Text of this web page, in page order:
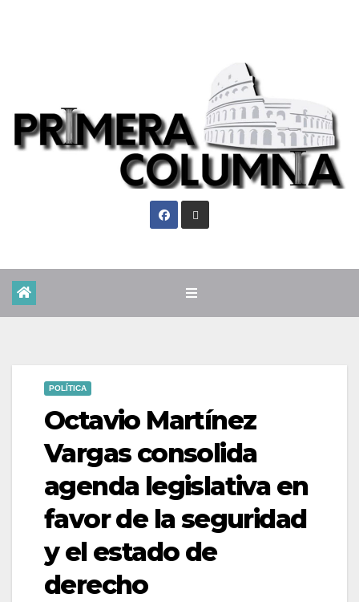
POLÍTICA
Octavio Martínez
Vargas consolida
agenda legislativa en
favor de la seguridad
y el estado de
derecho